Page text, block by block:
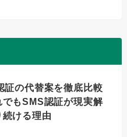
証の代替案を徹底比較
でもSMS認証が現実解
続ける理由